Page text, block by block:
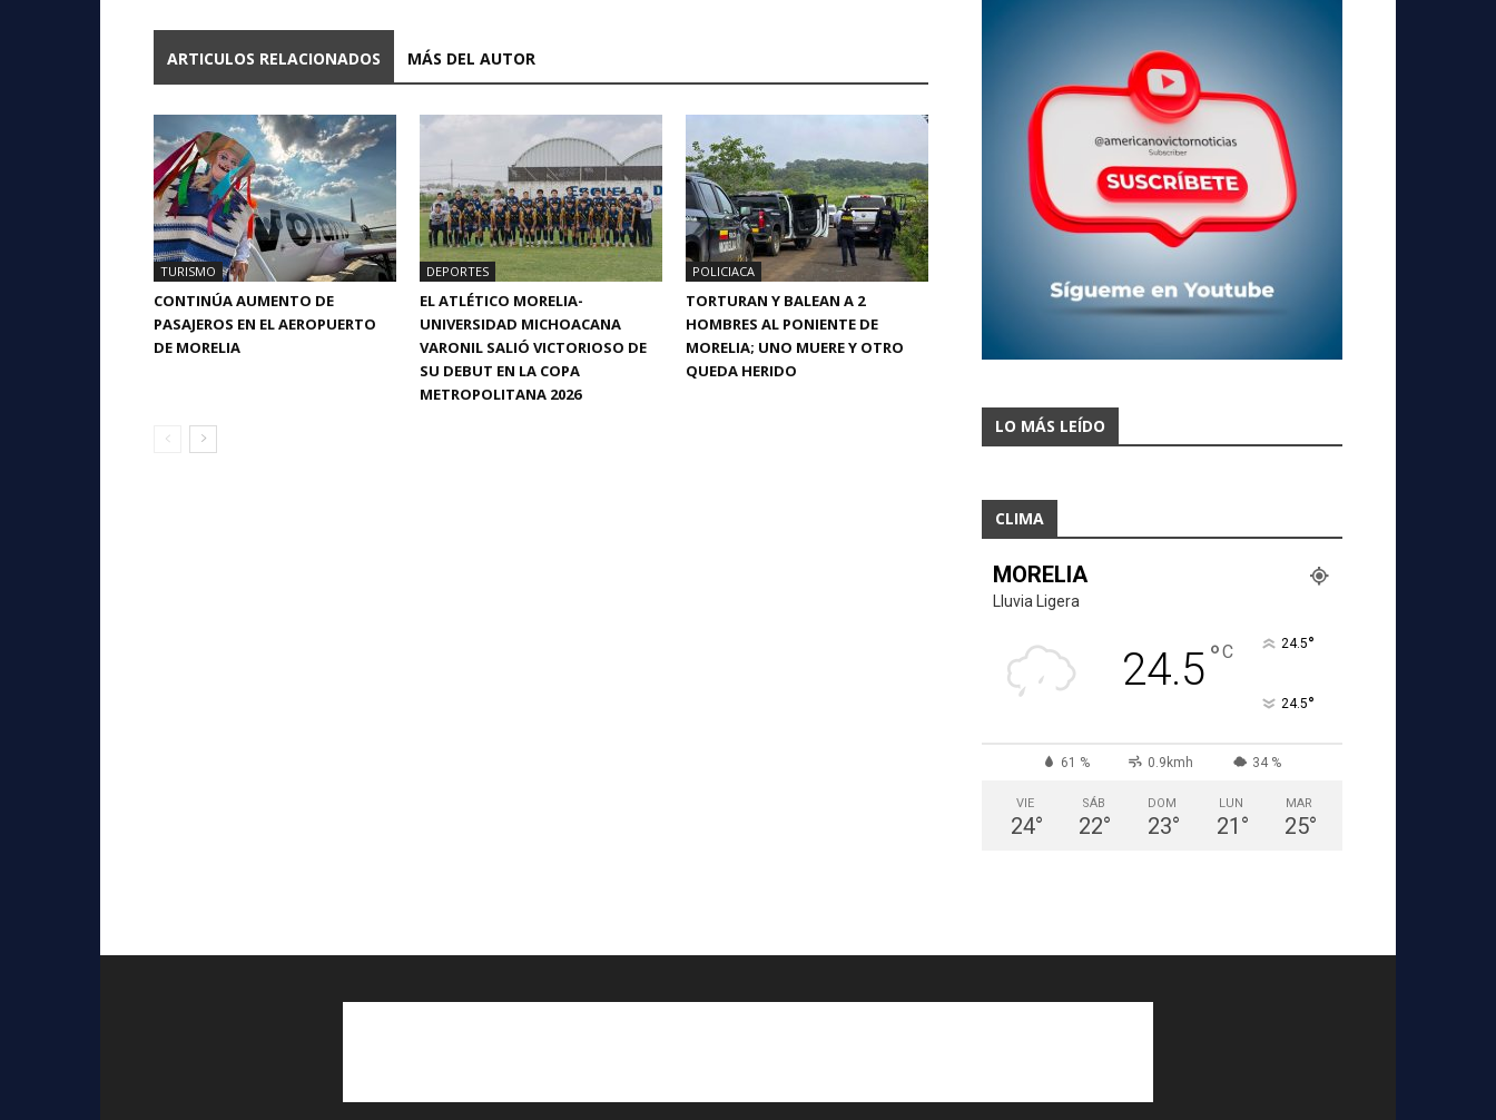
ARTICULOS RELACIONADOS MÁS DEL AUTOR
TURISMO
CONTINÚA AUMENTO DE
PASAJEROS EN EL AEROPUERTO
DE MORELIA
DEPORTES
EL ATLÉTICO MORELIA-
UNIVERSIDAD MICHOACANA
VARONIL SALIÓ VICTORIOSO DE
SU DEBUT EN LA COPA
METROPOLITANA 2026
POLICIACA
TORTURAN Y BALEAN A 2
HOMBRES AL PONIENTE DE
MORELIA; UNO MUERE Y OTRO
QUEDA HERIDO
LO MÁS LEÍDO
CLIMA
MORELIA
Lluvia Ligera
24.5°C 24.5°
24.5°
61 % 0.9kmh 34 %
VIE
24°
SÁB
22°
DOM
23°
LUN
21 °
MAR
25°